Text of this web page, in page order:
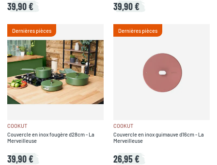
39,90 € 39,90 €
Dernières pièces
COOKUT
Couvercle en inox fougère d28cm - La
Merveilleuse
39,90 €
Dernières pièces
COOKUT
Couvercle en inox guimauve d16cm - La
Merveilleuse
26,95 €